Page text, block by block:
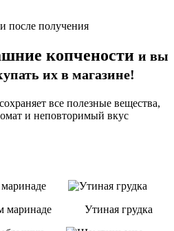
после получения
копчености и вы
их в магазине!
все полезные вещества,
и неповторимый вкус
маринаде Утиная грудка